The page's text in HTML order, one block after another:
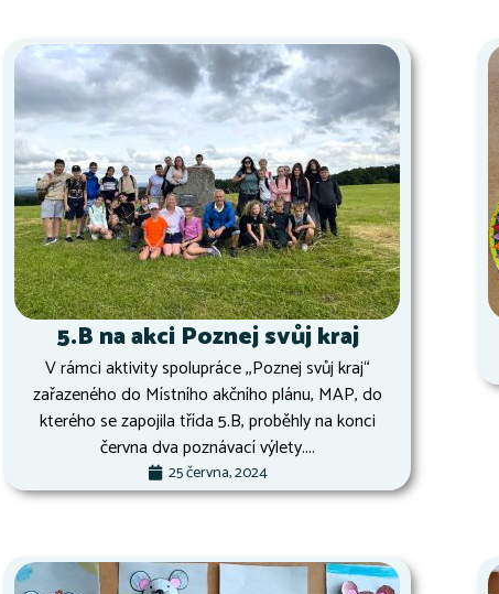
5.B na akci Poznej svůj kraj
V rámci aktivity spolupráce ,,Poznej svůj kraj“
zařazeného do Místního akčního plánu, MAP, do
kterého se zapojila třída 5.B, proběhly na konci
června dva poznávací výlety....
25 června, 2024